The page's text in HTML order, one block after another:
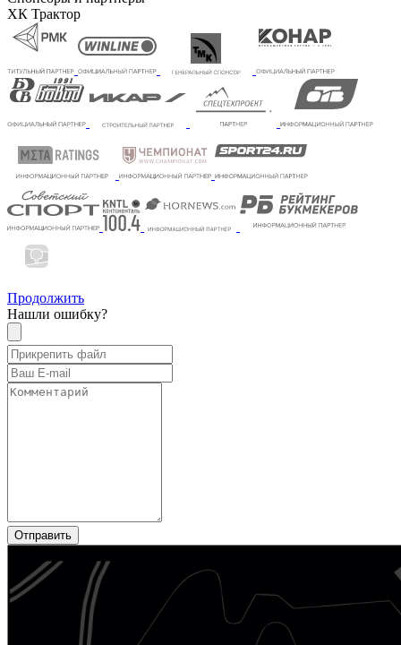
ХК Трактор
Продолжить
Нашли ошибку?